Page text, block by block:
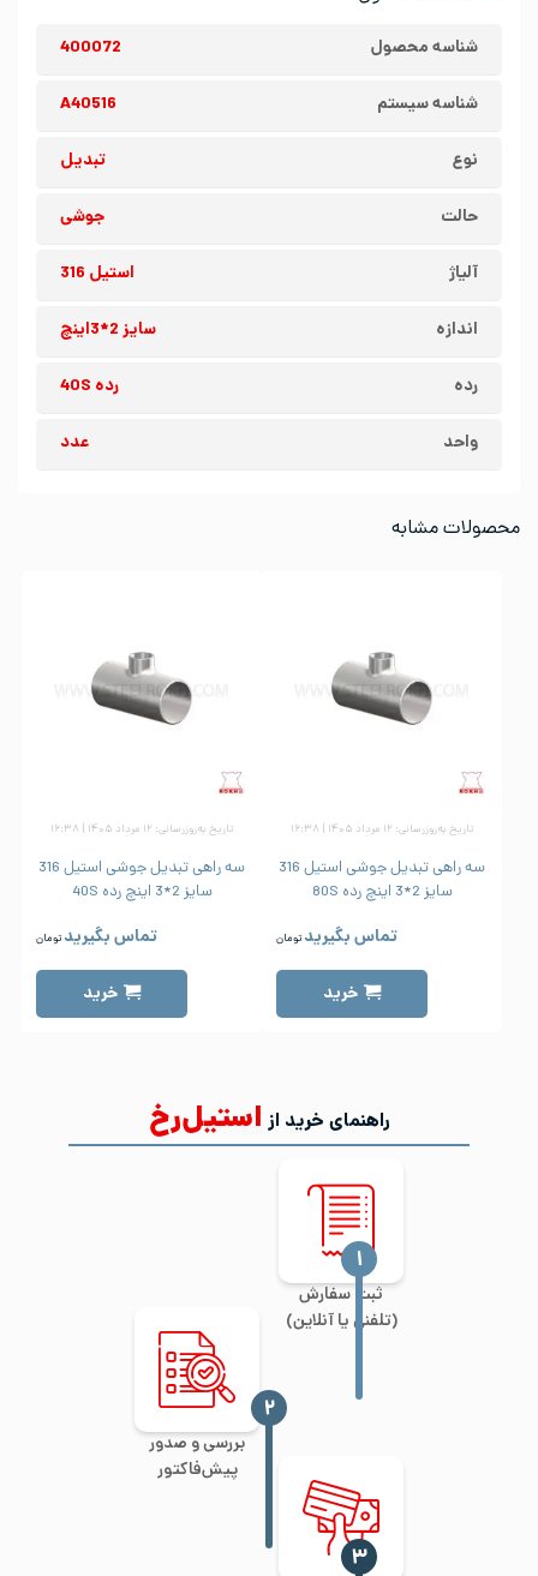
شناسه محصول 400072
شناسه سیستم A40516
نوع تبدیل
حالت جوشی
آلیاژ استیل 316
اندازه سایز 2*3اینچ
رده رده 40S
واحد عدد
محصولات مشابه
تاریخ به‌روزرسانی: ۱۲ مرداد ۱۴۰۵ | ۱۶:۳۸
سه راهی تبدیل جوشی استیل 316
سایز 2*3 اینچ رده 80S
تماس بگیرید تومان
خرید
تاریخ به‌روزرسانی: ۱۲ مرداد ۱۴۰۵ | ۱۶:۳۸
سه راهی تبدیل جوشی استیل 316
سایز 2*3 اینچ رده 40S
تماس بگیرید تومان
خرید
راهنمای خرید از استیل‌رخ
ثبت سفارش
(تلفنی یا آنلاین)
‍۱
بررسی و صدور
پیش‌فاکتور
‍۲
‍۳